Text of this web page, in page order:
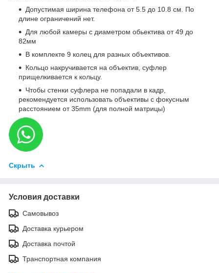
Допустимая ширина телефона от 5.5 до 10.8 см. По
длине ограничений нет.
Для любой камеры с диаметром обьектива от 49 до
82мм
В комплекте 9 колец для разных объективов.
Кольцо накручивается на объектив, суфлер
прищелкивается к кольцу.
Чтобы стенки суфлера не попадали в кадр,
рекомендуется использовать объективы с фокусным
расстоянием от 35mm (для полной матрицы)
Скрыть
Условия доставки
Самовывоз
Доставка курьером
Доставка почтой
Транспортная компания